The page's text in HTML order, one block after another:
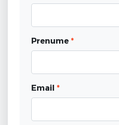
Prenume *
Email *